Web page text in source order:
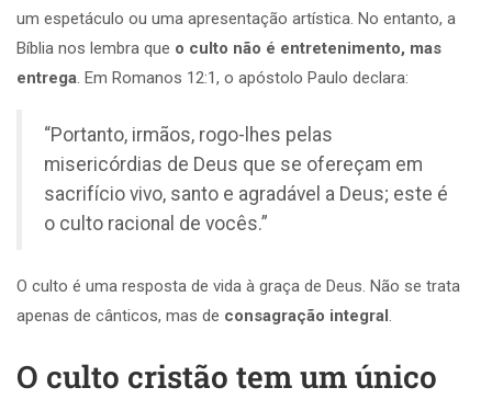
um espetáculo ou uma apresentação artística. No entanto, a
Bíblia nos lembra que o culto não é entretenimento, mas
entrega. Em Romanos 12:1, o apóstolo Paulo declara:
“Portanto, irmãos, rogo-lhes pelas
misericórdias de Deus que se ofereçam em
sacrifício vivo, santo e agradável a Deus; este é
o culto racional de vocês.”
O culto é uma resposta de vida à graça de Deus. Não se trata
apenas de cânticos, mas de consagração integral .
O culto cristão tem um único